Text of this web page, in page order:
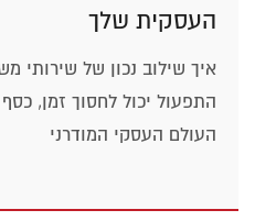
העסקית שלך
איך שילוב נכון של שירותי
התפעול יכול לחסוך זמן,
העולם העסקי המודרני